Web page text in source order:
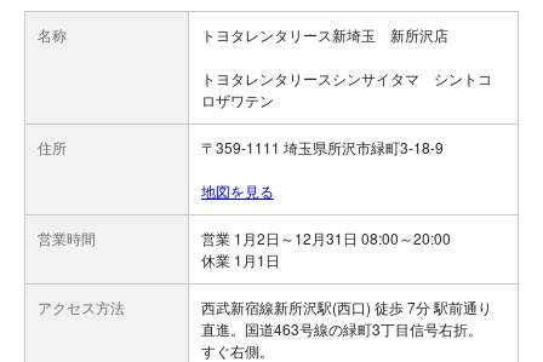
名称 トヨタレンタリース新埼玉 新所沢店
トヨタレンタリースシンサイタマ シントコ
ロザワテン
住所 〒359-1111 埼玉県所沢市緑町3-18-9
地図を見る
営業時間
営業 1月2日～12月31日 08:00～20:00
休業 1月1日
アクセス方法
西武新宿線新所沢駅(西口) 徒歩 7分 駅前通り
直進。国道463号線の緑町3丁目信号右折。
すぐ右側。